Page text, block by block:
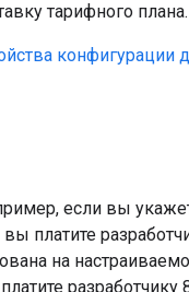
тарифного плана.
конфигурации
если вы
платите
на
разработчику